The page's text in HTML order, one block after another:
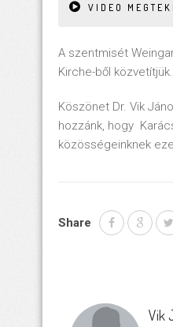
VIDEO
A szentmisét
Kirche-ből közvetítjük.
Köszönet Dr. Vik
hozzánk, hogy
közösségeinknek
Share
Vik